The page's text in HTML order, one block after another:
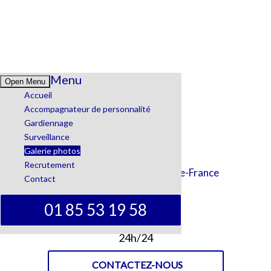
Open Menu Menu
Accueil
Accompagnateur de personnalité
Gardiennage
Surveillance
Galerie photos
Recrutement
Contact
01 85 53 19 58
Intervention sur toute l'Ile-de-France
Horaires
7j/7
24h/24
CONTACTEZ-NOUS